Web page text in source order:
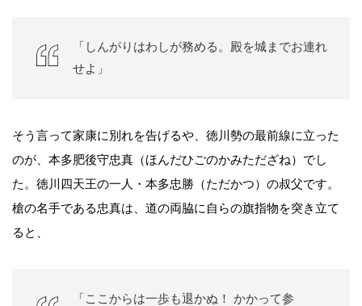
「しんがりはわしが務める。殿を城までお連れ
せよ」
そう言って家康に別れを告げるや、徳川勢の最前線に立った
のが、本多肥後守忠真（ほんだひごのかみただざね）でし
た。徳川四天王の一人・本多忠勝（ただかつ）の叔父です。
槍の名手である忠真は、道の両脇に自らの旗指物を突き立て
ると、
「ここからは一歩も退かぬ！ かかって参